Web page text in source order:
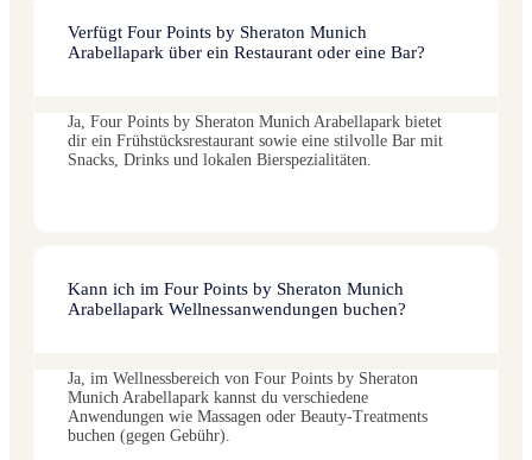
Verfügt Four Points by Sheraton Munich
Arabellapark über ein Restaurant oder eine Bar?
Ja, Four Points by Sheraton Munich Arabellapark bietet
dir ein Frühstücksrestaurant sowie eine stilvolle Bar mit
Snacks, Drinks und lokalen Bierspezialitäten.
Kann ich im Four Points by Sheraton Munich
Arabellapark Wellnessanwendungen buchen?
Ja, im Wellnessbereich von Four Points by Sheraton
Munich Arabellapark kannst du verschiedene
Anwendungen wie Massagen oder Beauty-Treatments
buchen (gegen Gebühr).